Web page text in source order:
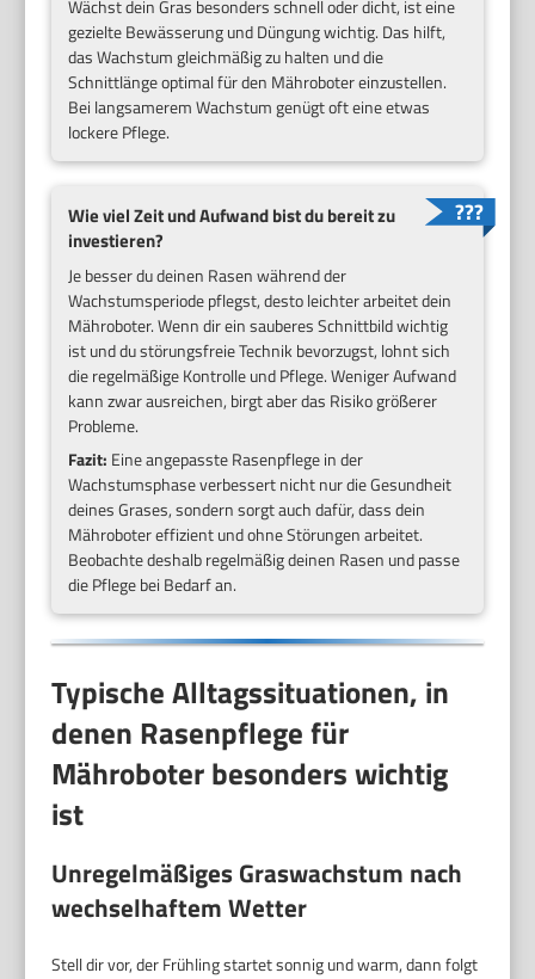
Wächst dein Gras besonders schnell oder dicht, ist eine
gezielte Bewässerung und Düngung wichtig. Das hilft,
das Wachstum gleichmäßig zu halten und die
Schnittlänge optimal für den Mähroboter einzustellen.
Bei langsamerem Wachstum genügt oft eine etwas
lockere Pflege.
Wie viel Zeit und Aufwand bist du bereit zu
investieren?
Je besser du deinen Rasen während der
Wachstumsperiode pflegst, desto leichter arbeitet dein
Mähroboter. Wenn dir ein sauberes Schnittbild wichtig
ist und du störungsfreie Technik bevorzugst, lohnt sich
die regelmäßige Kontrolle und Pflege. Weniger Aufwand
kann zwar ausreichen, birgt aber das Risiko größerer
Probleme.
Fazit: Eine angepasste Rasenpflege in der
Wachstumsphase verbessert nicht nur die Gesundheit
deines Grases, sondern sorgt auch dafür, dass dein
Mähroboter effizient und ohne Störungen arbeitet.
Beobachte deshalb regelmäßig deinen Rasen und passe
die Pflege bei Bedarf an.
Typische Alltagssituationen, in
denen Rasenpflege für
Mähroboter besonders wichtig
ist
Unregelmäßiges Graswachstum nach
wechselhaftem Wetter
Stell dir vor, der Frühling startet sonnig und warm, dann folgt